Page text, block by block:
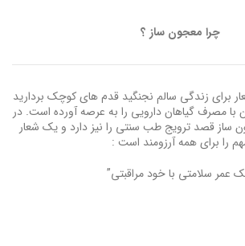
چرا معجون ساز ؟
برای زندگی سالم نجنگید قدم های کوچک بردارید
با مصرف گیاهان دارویی را به عرصه آورده است. در
ساز قصد ترویج طب سنتی را نیز دارد و یک شعار
را برای همه آرزومند است :
عمر سلامتی با خود مراقبتی”